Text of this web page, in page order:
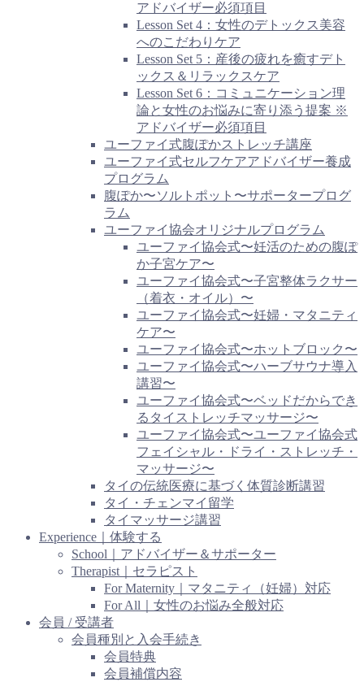
アドバイザー必須項目
Lesson Set 4：女性のデトックス美容
へのこだわりケア
Lesson Set 5：産後の疲れを癒すデト
ックス＆リラックスケア
Lesson Set 6：コミュニケーション理
論と女性のお悩みに寄り添う提案 ※
アドバイザー必須項目
ユーファイ式腹ぽかストレッチ講座
ユーファイ式セルフケアアドバイザー養成
プログラム
腹ぽか〜ソルトポット〜サポータープログ
ラム
ユーファイ協会オリジナルプログラム
ユーファイ協会式〜妊活のための腹ぽ
か子宮ケア〜
ユーファイ協会式〜子宮整体ラクサー
（着衣・オイル）〜
ユーファイ協会式〜妊婦・マタニティ
ケア〜
ユーファイ協会式〜ホットブロック〜
ユーファイ協会式〜ハーブサウナ導入
講習〜
ユーファイ協会式〜ベッドだからでき
るタイストレッチマッサージ〜
ユーファイ協会式〜ユーファイ協会式
フェイシャル・ドライ・ストレッチ・
マッサージ〜
タイの伝統医療に基づく体質診断講習
タイ・チェンマイ留学
タイマッサージ講習
Experience｜体験する
School｜アドバイザー＆サポーター
Therapist｜セラピスト
For Maternity｜マタニティ（妊婦）対応
For All｜女性のお悩み全般対応
会員 / 受講者
会員種別と入会手続き
会員特典
会員補償内容